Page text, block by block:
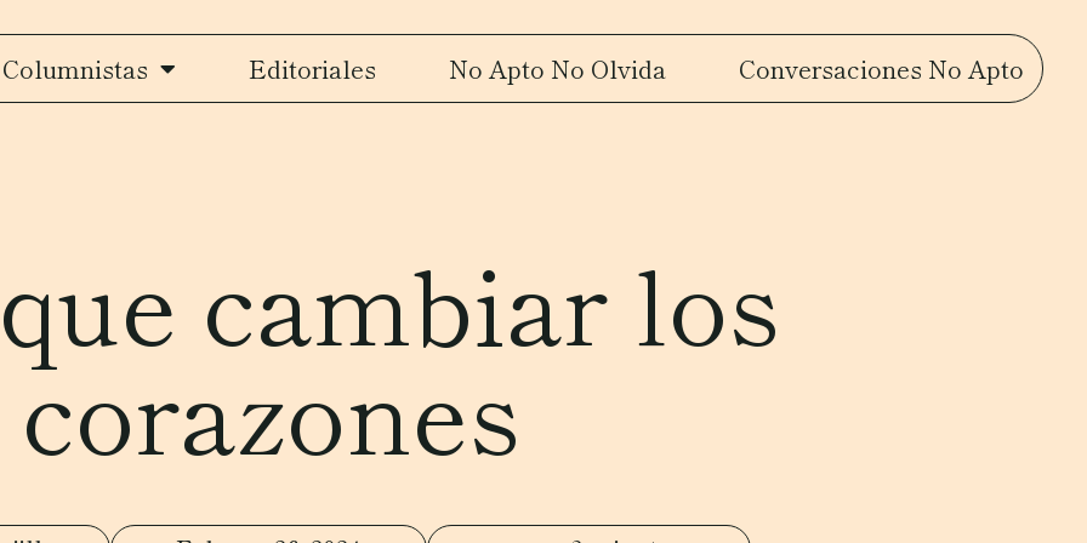
Columnistas Editoriales No Apto No Olvida Conversaciones No Apto
cambiar los
corazones